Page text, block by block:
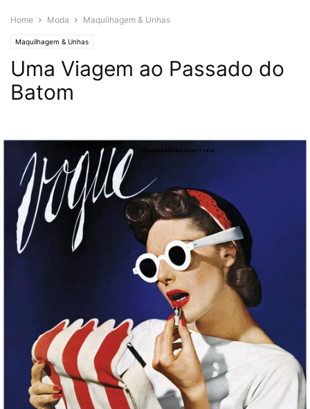
Home Moda Maquilhagem & Unhas
Maquilhagem & Unhas
Uma Viagem ao Passado do
Batom